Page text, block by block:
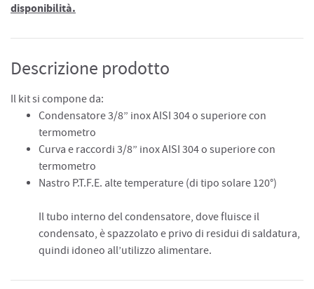
disponibilità.
Descrizione prodotto
Il kit si compone da:
Condensatore 3/8” inox AISI 304 o superiore con
termometro
Curva e raccordi 3/8” inox AISI 304 o superiore con
termometro
Nastro P.T.F.E. alte temperature (di tipo solare 120°)
Il tubo interno del condensatore, dove fluisce il
condensato, è spazzolato e privo di residui di saldatura,
quindi idoneo all’utilizzo alimentare.